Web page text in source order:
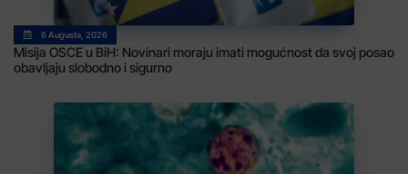
6 Augusta, 2026
Misija OSCE u BiH: Novinari moraju imati mogućnost da svoj posao
obavljaju slobodno i sigurno